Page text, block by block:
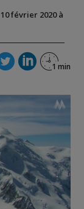
10 février 2020 à